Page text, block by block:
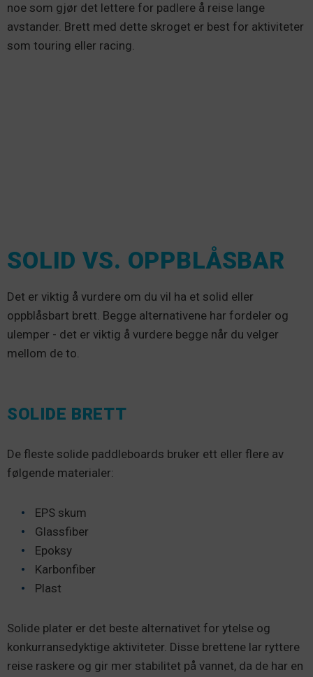
noe som gjør det lettere for padlere å reise lange
avstander. Brett med dette skroget er best for aktiviteter
som touring eller racing.
SOLID VS. OPPBLÅSBAR
Det er viktig å vurdere om du vil ha et solid eller
oppblåsbart brett. Begge alternativene har fordeler og
ulemper - det er viktig å vurdere begge når du velger
mellom de to.
SOLIDE BRETT
De fleste solide paddleboards bruker ett eller flere av
følgende materialer:
EPS skum
Glassfiber
Epoksy
Karbonfiber
Plast
Solide plater er det beste alternativet for ytelse og
konkurransedyktige aktiviteter. Disse brettene lar ryttere
reise raskere og gir mer stabilitet på vannet, da de har en